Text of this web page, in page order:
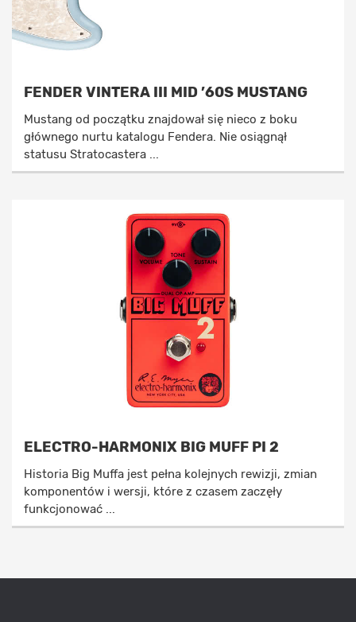
FENDER VINTERA III MID ’60S MUSTANG
Mustang od początku znajdował się nieco z boku
głównego nurtu katalogu Fendera. Nie osiągnął
statusu Stratocastera ...
ELECTRO-HARMONIX BIG MUFF PI 2
Historia Big Muffa jest pełna kolejnych rewizji, zmian
komponentów i wersji, które z czasem zaczęły
funkcjonować ...